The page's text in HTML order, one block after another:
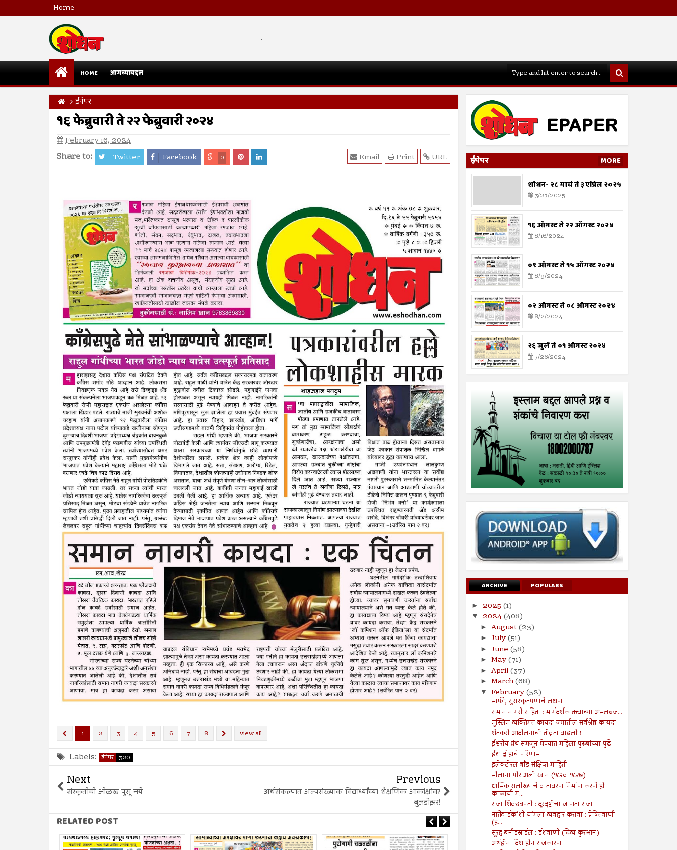
Home
.
HOME आमच्याबद्दल
ईपेपर
१६ फेब्रुवारी ते २२ फेब्रुवारी २०२४
February 16, 2024
Share to: Twitter Facebook 0 URL
Print
Email
1 2 3 4 5 6 7 8 view all
Labels: ईपेपर 320
Next
संस्कृतीची ओळख पुसू नये
Previous
अर्थसंकल्पात अल्पसंख्याक विद्यार्थ्यांच्या शैक्षणिक आकांक्षांवर
बुलडोझर!
RELATED POST
ईपेपर MORE
शोधन- २८ मार्च ते ३ एप्रिल २०२५
3/27/2025
१६ ऑगस्ट ते २२ ऑगस्ट २०२४
8/16/2024
०९ ऑगस्ट ते १५ ऑगस्ट २०२४
8/9/2024
०२ ऑगस्ट ते ०८ ऑगस्ट २०२४
8/2/2024
२६ जुलै ते ०१ ऑगस्ट २०२४
7/26/2024
ARCHIVE POPULARS
► 2025 (1)
▼ 2024(408)
► August(23)
► July(51)
► June (58)
► May(71)
► April(37)
► March(68)
▼ February(52)
माफी, सुसंस्कृतपणाचे लक्षण
समान नागरी संहिता : मार्गदर्शक तत्त्वांच्या अंमलबज...
मुस्लिम व्यक्तिगत कायदा जगातील सर्वश्रेष्ठ कायदा
शेतकरी आंदोलनाची तीव्रता वाढली !
ईश्वरीय ग्रंथ समजून घेण्यात महिला पुरूषांच्या पुढे
ईश-द्रोहाचे परिणाम
इलेक्टोरल बाँड संक्षिप्त माहिती
मौलाना पीर अली खान (१८२०-१८५७)
धार्मिक सलोख्याचे वातावरण निर्माण करणे ही
काळाची ग...
राजा शिवछत्रपती : दूरदृष्टीचा जाणता राजा
नातेवाईकांशी चांगला व्यवहार करावा : प्रेषितवाणी
(ह...
सूरह बनीइस्राईल : ईशवाणी (दिव्य कुरआन)
अर्थहीन-दिशाहीन राजकारण